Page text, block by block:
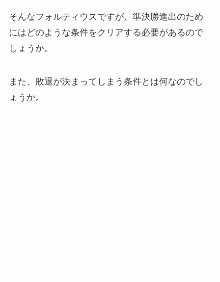
そんなフォルティウスですが、準決勝進出のため
にはどのような条件をクリアする必要があるので
しょうか。
また、敗退が決まってしまう条件とは何なのでし
ょうか。